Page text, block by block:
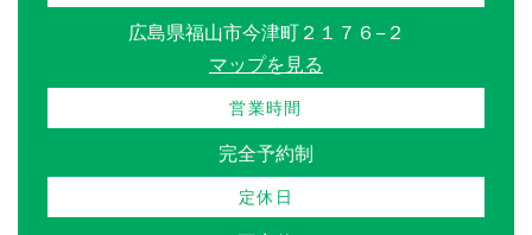
広島県福山市今津町２１７６−２
マップを見る
営業時間
完全予約制
定休日